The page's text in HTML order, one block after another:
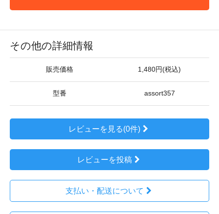
その他の詳細情報
販売価格 1,480円(税込)
型番 assort357
レビューを見る(0件)
レビューを投稿
支払い・配送について